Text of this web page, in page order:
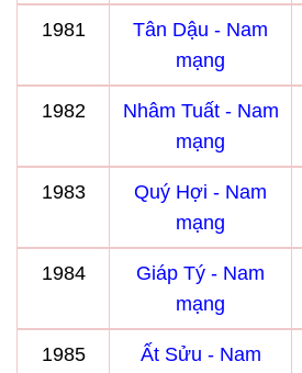
1981
Tân Dậu - Nam
mạng
1982
Nhâm Tuất - Nam
mạng
1983
Quý Hợi - Nam
mạng
1984
Giáp Tý - Nam
mạng
1985
Ất Sửu - Nam